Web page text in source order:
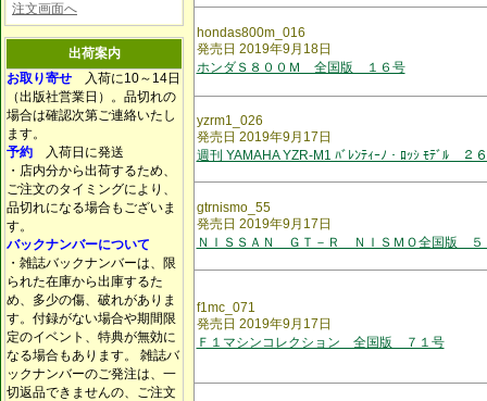
注文画面へ
出荷案内
お取り寄せ 入荷に10～14日
（出版社営業日）。品切れの
場合は確認次第ご連絡いたし
ます。
予約 入荷日に発送
・店内分から出荷するため、
ご注文のタイミングにより、
品切れになる場合もございま
す。
バックナンバーについて
・雑誌バックナンバーは、限
られた在庫から出庫するた
め、多少の傷、破れがありま
す。付録がない場合や期間限
定のイベント、特典が無効に
なる場合もあります。 雑誌バ
ックナンバーのご発注は、一
切返品できませんの、ご注文
hondas800m_016
発売日 2019年9月18日
ホンダＳ８００Ｍ 全国版 １６号
yzrm1_026
発売日 2019年9月17日
週刊 YAMAHA YZR-M1 ﾊﾞﾚﾝﾃｨｰﾉ・ﾛｯｼ ﾓﾃﾞﾙ ２６
gtrnismo_55
発売日 2019年9月17日
ＮＩＳＳＡＮ ＧＴ－Ｒ ＮＩＳＭＯ全国版 ５
f1mc_071
発売日 2019年9月17日
Ｆ１マシンコレクション 全国版 ７１号